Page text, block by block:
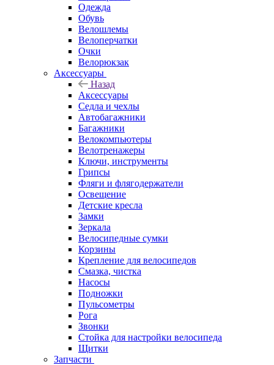
Одежда
Обувь
Велошлемы
Велоперчатки
Очки
Велорюкзак
Аксессуары
Назад
Аксессуары
Седла и чехлы
Автобагажники
Багажники
Велокомпьютеры
Велотренажеры
Ключи, инструменты
Грипсы
Фляги и флягодержатели
Освещение
Детские кресла
Замки
Зеркала
Велосипедные сумки
Корзины
Крепление для велосипедов
Смазка, чистка
Насосы
Подножки
Пульсометры
Рога
Звонки
Стойка для настройки велосипеда
Щитки
Запчасти